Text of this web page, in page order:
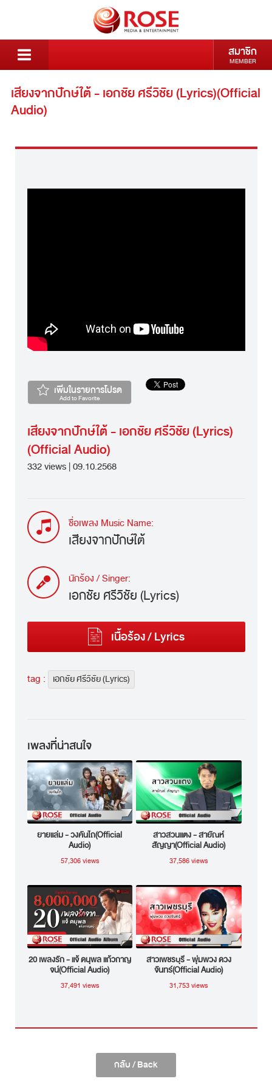
สมาชิก
MEMBER
เสียงจากปักษ์ใต้ - เอกชัย ศรีวิชัย (Lyrics)(Official
Audio)
เพิ่มในรายการโปรด
Add to Favorite
เสียงจากปักษ์ใต้ - เอกชัย ศรีวิชัย (Lyrics)
(Official Audio)
332 views | 09.10.2568
ชื่อเพลง Music Name:
เสียงจากปักษ์ใต้
นักร้อง / Singer:
เอกชัย ศรีวิชัย (Lyrics)
เนื้อร้อง / Lyrics
tag : เอกชัย ศรีวิชัย (Lyrics)
เพลงที่น่าสนใจ
ยายแล่ม - วงคันไถ(Official
Audio)
57,306 views
สาวสวนแตง - สายัณห์
สัญญา(Official Audio)
37,586 views
20 เพลงรัก - แจ้ ดนุพล แก้วกาญ
จน์(Official Audio)
37,491 views
สาวเพชรบุรี - พุ่มพวง ดวง
จันทร์(Official Audio)
31,753 views
กลับ / Back